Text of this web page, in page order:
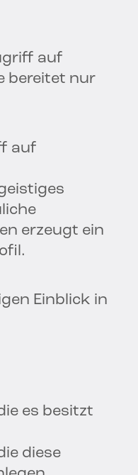
auf
bereitet nur
auf
erzeugt ein
Einblick in
es besitzt
diese